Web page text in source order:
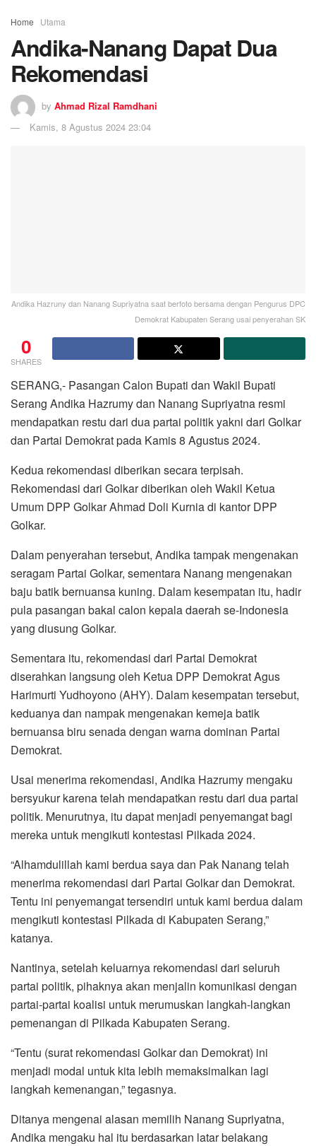
Home Utama
Andika-Nanang Dapat Dua
Rekomendasi
by Ahmad Rizal Ramdhani
Kamis, 8 Agustus 2024 23:04
Andika Hazruny dan Nanang Supriyatna saat berfoto bersama dengan Pengurus DPC
Demokrat Kabupaten Serang usai penyerahan SK
0
SHARES
SERANG,- Pasangan Calon Bupati dan Wakil Bupati
Serang Andika Hazrumy dan Nanang Supriyatna resmi
mendapatkan restu dari dua partai politik yakni dari Golkar
dan Partai Demokrat pada Kamis 8 Agustus 2024.
Kedua rekomendasi diberikan secara terpisah.
Rekomendasi dari Golkar diberikan oleh Wakil Ketua
Umum DPP Golkar Ahmad Doli Kurnia di kantor DPP
Golkar.
Dalam penyerahan tersebut, Andika tampak mengenakan
seragam Partai Golkar, sementara Nanang mengenakan
baju batik bernuansa kuning. Dalam kesempatan itu, hadir
pula pasangan bakal calon kepala daerah se-Indonesia
yang diusung Golkar.
Sementara itu, rekomendasi dari Partai Demokrat
diserahkan langsung oleh Ketua DPP Demokrat Agus
Harimurti Yudhoyono (AHY). Dalam kesempatan tersebut,
keduanya dan nampak mengenakan kemeja batik
bernuansa biru senada dengan warna dominan Partai
Demokrat.
Usai menerima rekomendasi, Andika Hazrumy mengaku
bersyukur karena telah mendapatkan restu dari dua partai
politik. Menurutnya, itu dapat menjadi penyemangat bagi
mereka untuk mengikuti kontestasi Pilkada 2024.
“Alhamdulillah kami berdua saya dan Pak Nanang telah
menerima rekomendasi dari Partai Golkar dan Demokrat.
Tentu ini penyemangat tersendiri untuk kami berdua dalam
mengikuti kontestasi Pilkada di Kabupaten Serang,”
katanya.
Nantinya, setelah keluarnya rekomendasi dari seluruh
partai politik, pihaknya akan menjalin komunikasi dengan
partai-partai koalisi untuk merumuskan langkah-langkan
pemenangan di Pilkada Kabupaten Serang.
“Tentu (surat rekomendasi Golkar dan Demokrat) ini
menjadi modal untuk kita lebih memaksimalkan lagi
langkah kemenangan,” tegasnya.
Ditanya mengenai alasan memilih Nanang Supriyatna,
Andika mengaku hal itu berdasarkan latar belakang